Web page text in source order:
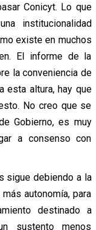
Conicyt. Lo que
institucionalidad
existe en muchos
El informe de la
la conveniencia de
esta altura, hay que
No creo que se
Gobierno, es muy
a consenso con
sigue debiendo a la
autonomía, para
destinado a
sustento menos